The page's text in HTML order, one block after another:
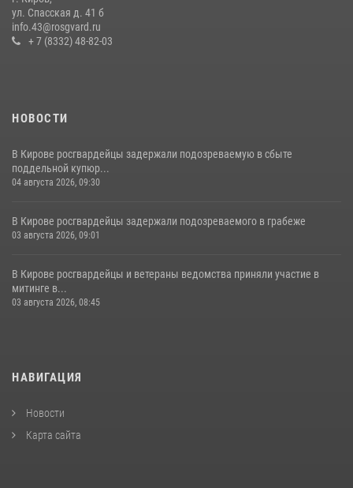
хулиганстве
20 июля 2026, 08:16
ул. Спасская д. 41 б
info.43@rosgvard.ru
+ 7 (8332) 48-82-03
НОВОСТИ
В Кирове росгвардейцы задержали подозреваемую в сбыте
поддельной купюр...
04 августа 2026, 09:30
В Кирове росгвардейцы задержали подозреваемого в грабеже
03 августа 2026, 09:01
В Кирове росгвардейцы и ветераны ведомства приняли участие в
митинге в...
03 августа 2026, 08:45
НАВИГАЦИЯ
Новости
Карта сайта